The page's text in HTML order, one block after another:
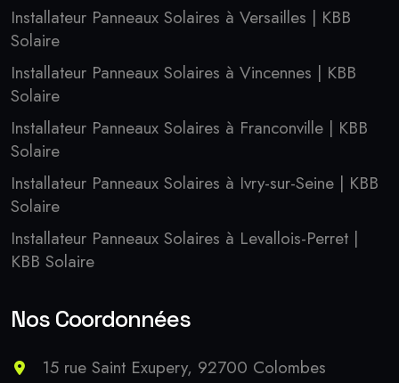
Installateur Panneaux Solaires à Versailles | KBB
Solaire
Installateur Panneaux Solaires à Vincennes | KBB
Solaire
Installateur Panneaux Solaires à Franconville | KBB
Solaire
Installateur Panneaux Solaires à Ivry-sur-Seine | KBB
Solaire
Installateur Panneaux Solaires à Levallois-Perret |
KBB Solaire
Nos Coordonnées
15 rue Saint Exupery, 92700 Colombes